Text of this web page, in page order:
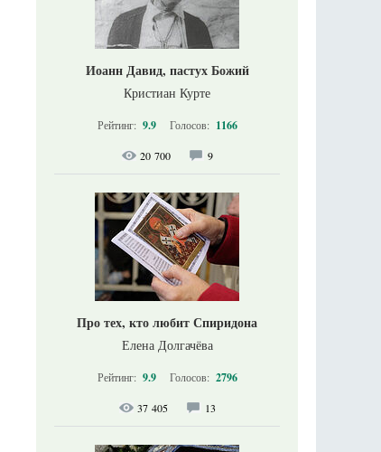
Иоанн Давид, пастух Божий
Кристиан Курте
Рейтинг: 9.9 Голосов: 1166
20 700 9
Про тех, кто любит Спиридона
Елена Долгачёва
Рейтинг: 9.9 Голосов: 2796
37 405 13